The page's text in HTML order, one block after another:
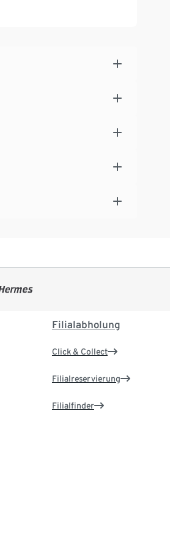
Filialabholung
Click & Collect
Filialreservierung
Filialfinder